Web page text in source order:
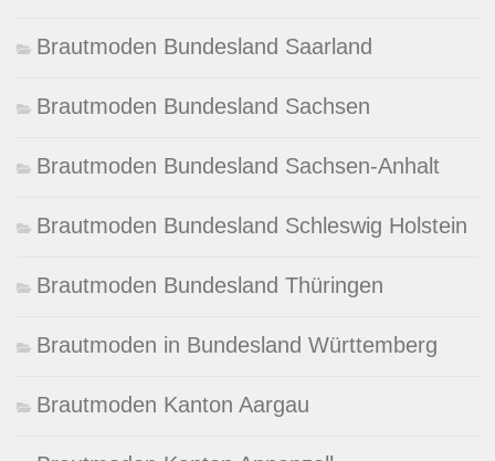
Brautmoden Bundesland Saarland
Brautmoden Bundesland Sachsen
Brautmoden Bundesland Sachsen-Anhalt
Brautmoden Bundesland Schleswig Holstein
Brautmoden Bundesland Thüringen
Brautmoden in Bundesland Württemberg
Brautmoden Kanton Aargau